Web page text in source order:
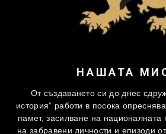
НАШАТА
От създаването си до днес
история” работи в посока
памет, засилване на националната
на забравени личности и епизоди